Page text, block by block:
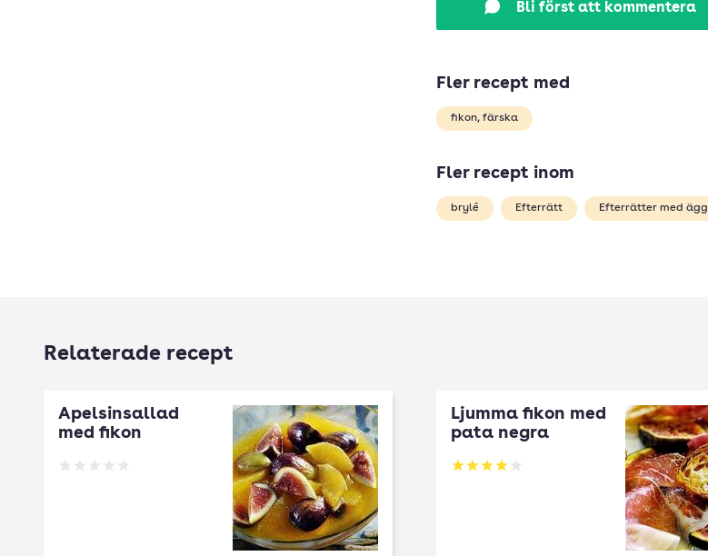
Bli först att kommentera
Fler recept med
fikon, färska
Fler recept inom
brylé Efterrätt Efterrätter med ägg
Relaterade recept
Apelsinsallad
med fikon
Betyg: 0 av 5
Ljumma fikon med
pata negra
Betyg: 4 av 5